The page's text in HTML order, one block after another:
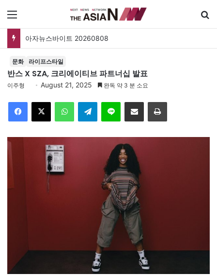
메뉴
아자뉴스바이트 20260808
문화 라이프스타일
반스 X SZA, 크리에이티브 파트너십 발표
이주형 August 21, 2025 완독 약 3 분 소요
Facebook
X WhatsAppTelegramLine 이메일 인쇄